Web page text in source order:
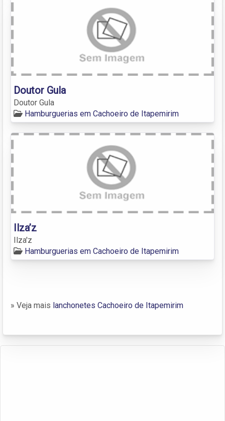
Doutor Gula
Doutor Gula
Hamburguerias em Cachoeiro de Itapemirim
Ilza’z
Ilza'z
Hamburguerias em Cachoeiro de Itapemirim
» Veja mais lanchonetes Cachoeiro de Itapemirim